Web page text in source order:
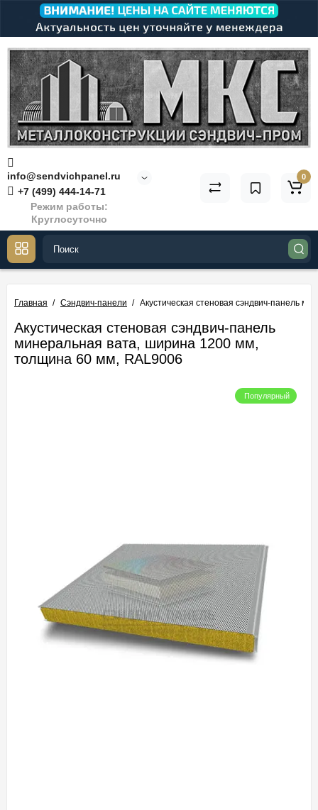
info@sendvichpanel.ru
+7 (499) 444-14-71
Режим работы:
Круглосуточно
0
Главная Сэндвич-панели Акустическая стеновая сэндвич-панель
Акустическая стеновая сэндвич-панель
минеральная вата, ширина 1200 мм,
толщина 60 мм, RAL9006
Популярный